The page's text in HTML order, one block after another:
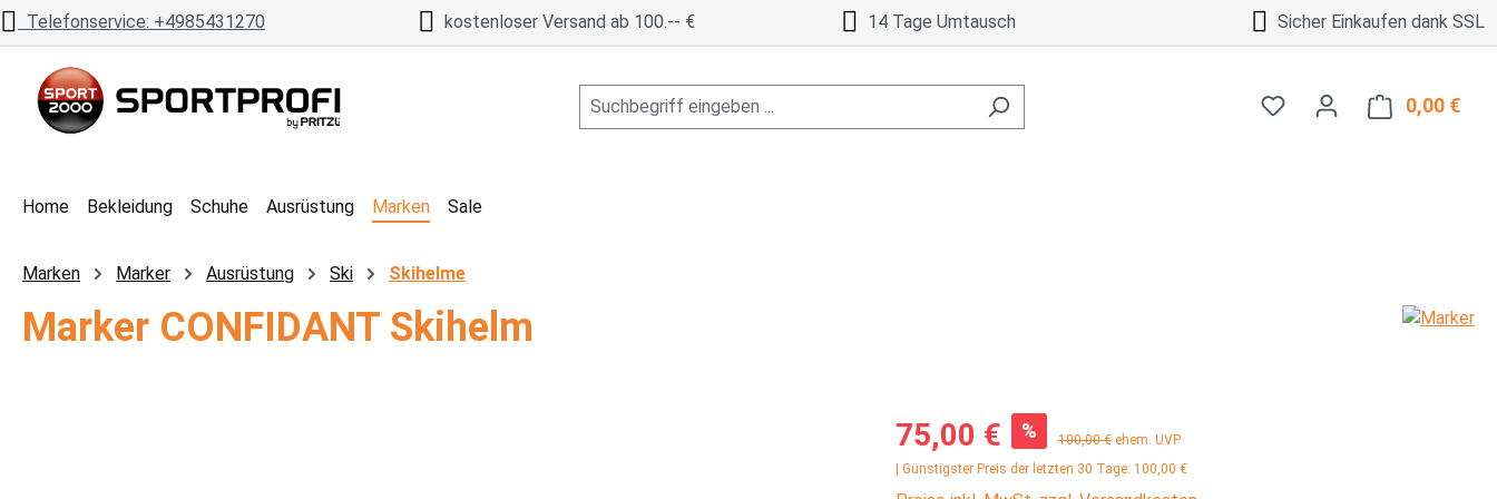
Hauptinhalt springen
Zur Suche springen
Zur Hauptnavigation springen
Telefonservice: +4985431270 kostenloser Versand ab 100.-- € 14 Tage Umtausch Sicher Einkaufen dank SSL
0,00 €
Home Bekleidung Schuhe Ausrüstung Marken Sale
Marken Marker Ausrüstung Ski Skihelme
Marker CONFIDANT Skihelm
Verkaufspreis:
75,00 € % Regulärer Preis:
100,00 € ehem. UVP
| Günstigster Preis der letzten 30 Tage: 100,00 €